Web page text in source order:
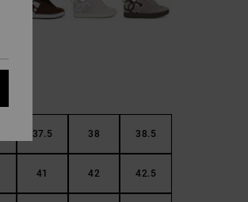
37.5 38 38.5
41 42 42.5